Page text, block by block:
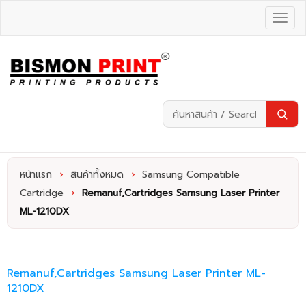
หน้าแรก › สินค้าทั้งหมด › Samsung Compatible
Cartridge
› Remanuf,Cartridges Samsung Laser Printer
ML-1210DX
Remanuf,Cartridges Samsung Laser Printer ML-
1210DX